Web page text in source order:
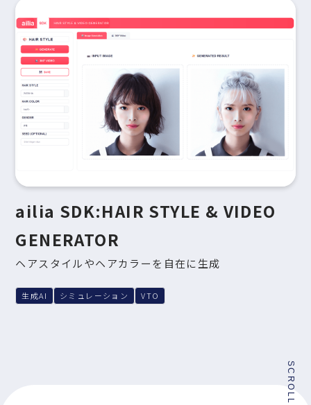
ailia SDK:HAIR STYLE & VIDEO
GENERATOR
ヘアスタイルやヘアカラーを自在に生成
生成AI シミュレーション VTO
SCROLL